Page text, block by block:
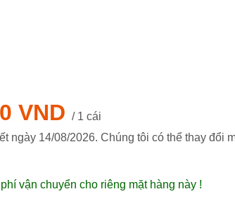
VND
/ 1 cái
ngày 14/08/2026. Chúng tôi có thể thay đổi
vận chuyển cho riêng mặt hàng này !